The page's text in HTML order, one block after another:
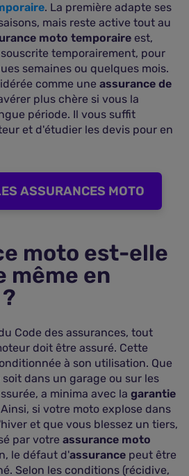
. La première adapte ses
mais reste active tout au
moto temporaire est,
temporairement, pour
semaines ou quelques mois.
comme une assurance de
plus chère si vous la
période. Il vous suffit
et d'étudier les devis pour en
ASSURANCES MOTO
moto est-elle
même en
Code des assurances, tout
doit être assuré. Cette
à son utilisation. Que
dans un garage ou sur les
a minima avec la garantie
Ainsi, si votre moto explose dans
et que vous blessez un tiers,
par votre assurance moto
le défaut d'assurance peut être
Selon les conditions (récidive,